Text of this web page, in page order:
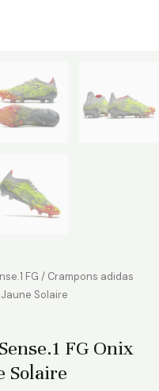
FG / Crampons adidas
Solaire
FG Onix
Solaire